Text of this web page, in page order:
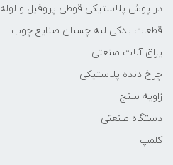
در پوش پلاستیکی قوطی پروفیل و لوله
قطعات یدکی لبه چسبان صنایع چوب
یراق آلات صنعتی
چرخ دنده پلاستیکی
زاویه سنج
دستگاه صنعتی
کلمپ